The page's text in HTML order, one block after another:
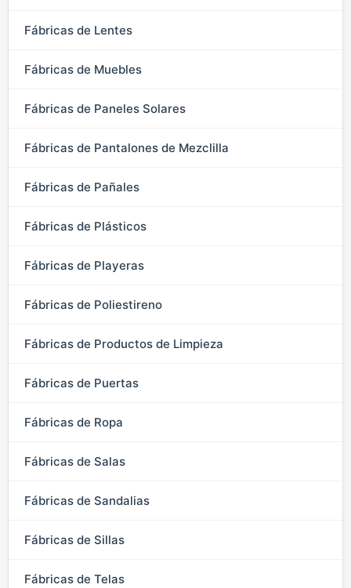
Fábricas de Lentes
Fábricas de Muebles
Fábricas de Paneles Solares
Fábricas de Pantalones de Mezclilla
Fábricas de Pañales
Fábricas de Plásticos
Fábricas de Playeras
Fábricas de Poliestireno
Fábricas de Productos de Limpieza
Fábricas de Puertas
Fábricas de Ropa
Fábricas de Salas
Fábricas de Sandalias
Fábricas de Sillas
Fábricas de Telas